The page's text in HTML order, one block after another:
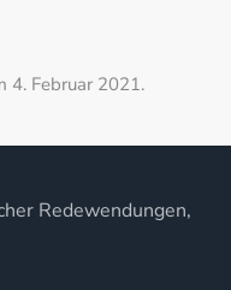
4. Februar 2021.
Redewendungen,